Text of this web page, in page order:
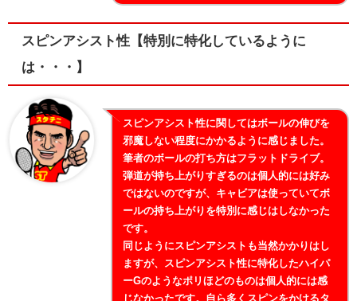
スピンアシスト性【特別に特化しているように
は・・・】
スピンアシスト性に関してはボールの伸びを
邪魔しない程度にかかるように感じました。
筆者のボールの打ち方はフラットドライブ。
弾道が持ち上がりすぎるのは個人的には好み
ではないのですが、キャビアは使っていてボ
ールの持ち上がりを特別に感じはしなかった
です。
同じようにスピンアシストも当然かかりはし
ますが、スピンアシスト性に特化したハイパ
ーGのようなポリほどのものは個人的には感
じなかったです。自ら多くスピンをかけるタ